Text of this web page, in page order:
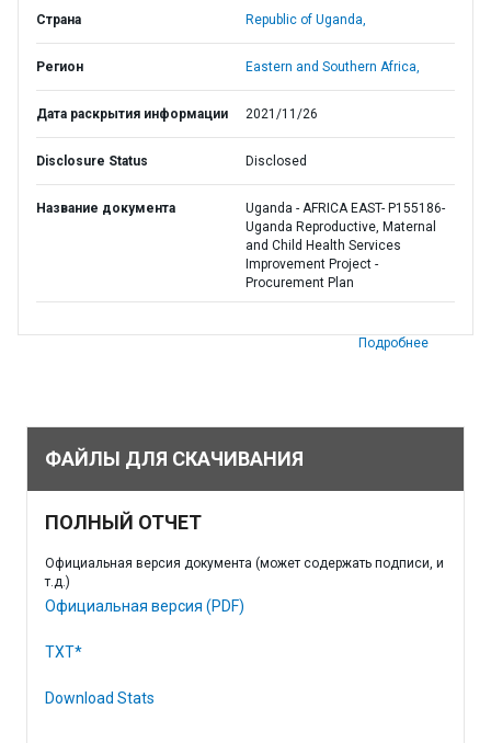
Страна Republic of Uganda,
Регион Eastern and Southern Africa,
Дата раскрытия информации 2021/11/26
Disclosure Status Disclosed
Название документа
Uganda - AFRICA EAST- P155186-
Uganda Reproductive, Maternal
and Child Health Services
Improvement Project -
Procurement Plan
Подробнее
ФАЙЛЫ ДЛЯ СКАЧИВАНИЯ
ПОЛНЫЙ ОТЧЕТ
Официальная версия документа (может содержать подписи, и
т.д.)
Официальная версия (PDF)
TXT*
Download Stats